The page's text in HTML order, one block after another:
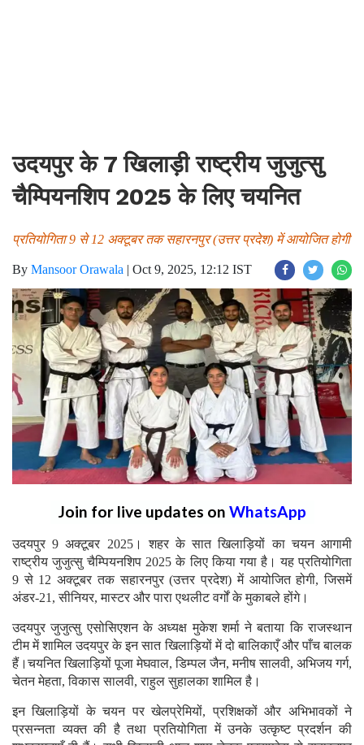
उदयपुर के 7 खिलाड़ी राष्ट्रीय जुजुत्सु
चैम्पियनशिप 2025 के लिए चयनित
प्रतियोगिता 9 से 12 अक्टूबर तक सहारनपुर (उत्तर प्रदेश) में आयोजित होगी
By Mansoor Orawala | Oct 9, 2025, 12:12 IST
Join for live updates on WhatsApp
उदयपुर 9 अक्टूबर 2025। शहर के सात खिलाड़ियों का चयन आगामी
राष्ट्रीय जुजुत्सु चैम्पियनशिप 2025 के लिए किया गया है। यह प्रतियोगिता
9 से 12 अक्टूबर तक सहारनपुर (उत्तर प्रदेश) में आयोजित होगी, जिसमें
अंडर-21, सीनियर, मास्टर और पारा एथलीट वर्गों के मुकाबले होंगे।
उदयपुर जुजुत्सु एसोसिएशन के अध्यक्ष मुकेश शर्मा ने बताया कि राजस्थान
टीम में शामिल उदयपुर के इन सात खिलाड़ियों में दो बालिकाएँ और पाँच बालक
हैं।चयनित खिलाड़ियों पूजा मेघवाल, डिम्पल जैन, मनीष सालवी, अभिजय गर्ग,
चेतन मेहता, विकास सालवी, राहुल सुहालका शामिल है।
इन खिलाड़ियों के चयन पर खेलप्रेमियों, प्रशिक्षकों और अभिभावकों ने
प्रसन्नता व्यक्त की है तथा प्रतियोगिता में उनके उत्कृष्ट प्रदर्शन की